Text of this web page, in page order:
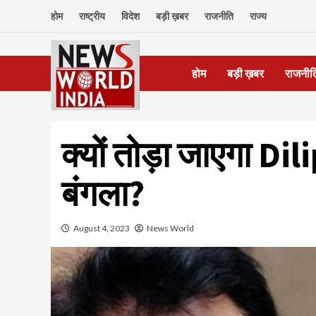
होम राष्ट्रीय विदेश बड़ी ख़बर राजनीति राज्य
होम बड़ी ख़बर
क्यों तोड़ा जाएगा
बंगला?
August 4, 2023 News World